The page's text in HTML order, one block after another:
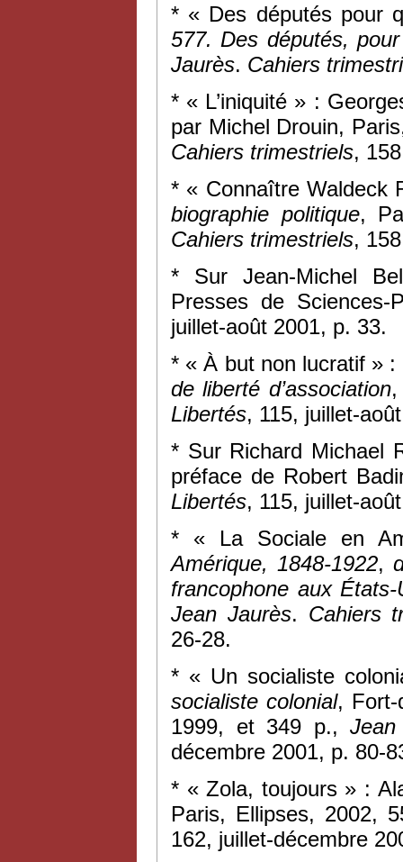
* « Des députés pour
577. Des députés,
Jaurès. Cahiers
* « L’iniquité » :
par Michel Drouin,
Cahiers trimestriels,
* « Connaître Waldeck
biographie politique,
Cahiers trimestriels,
* Sur Jean-Michel
Presses de
juillet-août 2001, p. 33.
* « À but non lucratif »
de liberté d’association,
Libertés, 115, juillet-
* Sur Richard Michael
préface de Robert
Libertés, 115, juillet-
* « La Sociale en
Amérique, 1848-1922,
francophone aux États-
Jean Jaurès. Cahiers
26-28.
* « Un socialiste
socialiste colonial, Fort-
1999, et 349 p.,
décembre 2001, p. 80-
* « Zola, toujours » :
Paris, Ellipses, 2002,
162, juillet-décembre